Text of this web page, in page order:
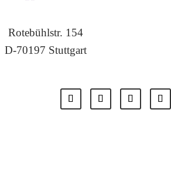
Rotebühlstr. 154
D-70197 Stuttgart